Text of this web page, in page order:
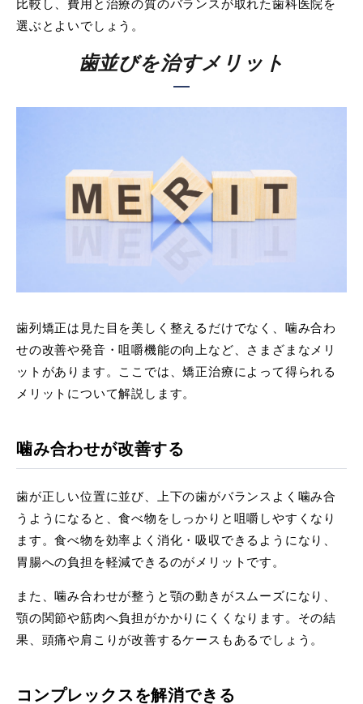
比較し、費用と治療の質のバランスが取れた歯科医院を
選ぶとよいでしょう。
歯並びを治すメリット
歯列矯正は見た目を美しく整えるだけでなく、噛み合わ
せの改善や発音・咀嚼機能の向上など、さまざまなメリ
ットがあります。ここでは、矯正治療によって得られる
メリットについて解説します。
噛み合わせが改善する
歯が正しい位置に並び、上下の歯がバランスよく噛み合
うようになると、食べ物をしっかりと咀嚼しやすくなり
ます。食べ物を効率よく消化・吸収できるようになり、
胃腸への負担を軽減できるのがメリットです。
また、噛み合わせが整うと顎の動きがスムーズになり、
顎の関節や筋肉へ負担がかかりにくくなります。その結
果、頭痛や肩こりが改善するケースもあるでしょう。
コンプレックスを解消できる